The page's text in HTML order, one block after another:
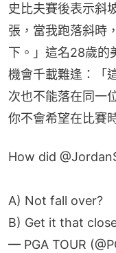
史比夫賽後表示斜
張，當我跑落斜時
下。」這名28歲的
機會千載難逢：「
次也不能落在同一
你不會希望在比賽
How did
A) Not fall over?
B) Get it that
— PGA TOUR